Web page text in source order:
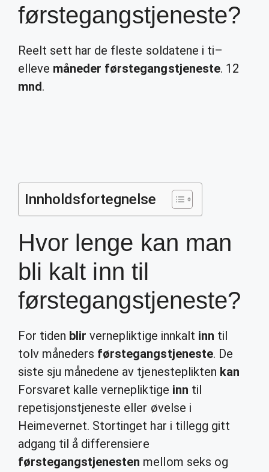
førstegangstjeneste?
Reelt sett har de fleste soldatene i ti–
elleve måneder førstegangstjeneste. 12
mnd.
Innholdsfortegnelse
Hvor lenge kan man
bli kalt inn til
førstegangstjeneste?
For tiden blir vernepliktige innkalt inn til
tolv måneders førstegangstjeneste. De
siste sju månedene av tjenesteplikten kan
Forsvaret kalle vernepliktige inn til
repetisjonstjeneste eller øvelse i
Heimevernet. Stortinget har i tillegg gitt
adgang til å differensiere
førstegangstjenesten mellom seks og